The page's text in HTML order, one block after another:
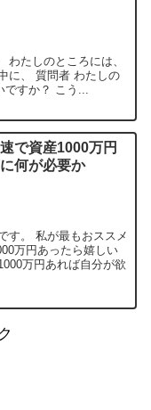
わたしのところには、
に、 質問者 わたしの
ですか？ こう...
で資産1000万円
何が必要か
す。 私が最もおススメ
万円あったら嬉しい
万円あれば自分が欲